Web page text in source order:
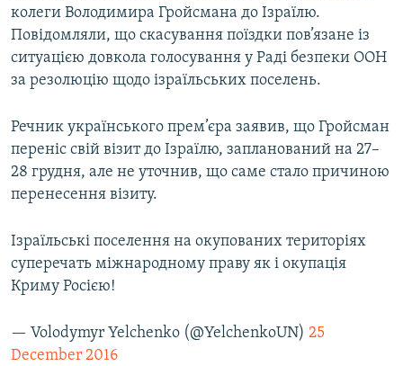
колеги Володимира Гройсмана до Ізраїлю.
Повідомляли, що скасування поїздки пов’язане із
ситуацією довкола голосування у Раді безпеки ООН
за резолюцію щодо ізраїльських поселень.
Речник українського прем’єра заявив, що Гройсман
переніс свій візит до Ізраїлю, запланований на 27–
28 грудня, але не уточнив, що саме стало причиною
перенесення візиту.
Ізраїльські поселення на окупованих територіях
суперечать міжнародному праву як і окупація
Криму Росією!
— Volodymyr Yelchenko (@YelchenkoUN) 25
December 2016